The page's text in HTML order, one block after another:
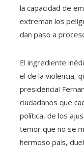
la capacidad de
extreman los
dan paso a
El ingrediente
el de la violencia,
presidencial
ciudadanos que
política, de los
temor que no se
hermoso país,